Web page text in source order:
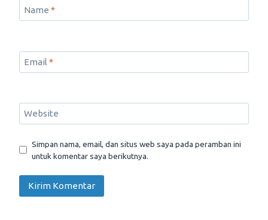
Name *
Email *
Website
Simpan nama, email, dan situs web saya pada peramban ini
untuk komentar saya berikutnya.